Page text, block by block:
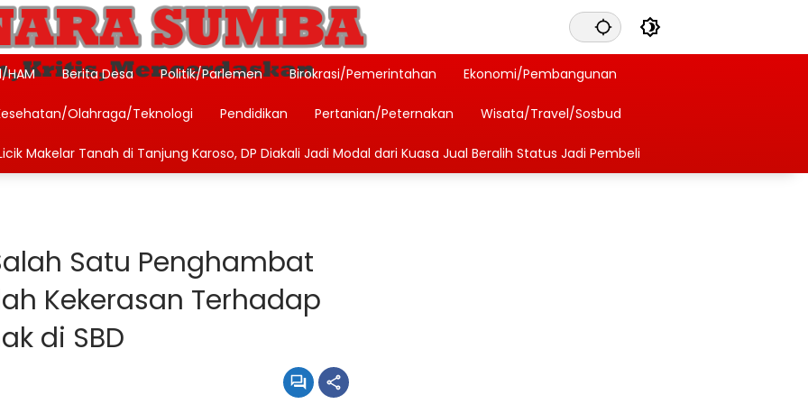
HAM Berita Desa Politik/Parlemen Birokrasi/Pemerintahan Ekonomi/Pembangunan
Olahraga/Teknologi Pendidikan Pertanian/Peternakan Wisata/Travel/Sosbud
Makelar Tanah di Tanjung Karoso, DP Diakali Jadi Modal dari Kuasa Jual Beralih Status Jadi Pembeli
Satu Penghambat
Kekerasan Terhadap
di SBD